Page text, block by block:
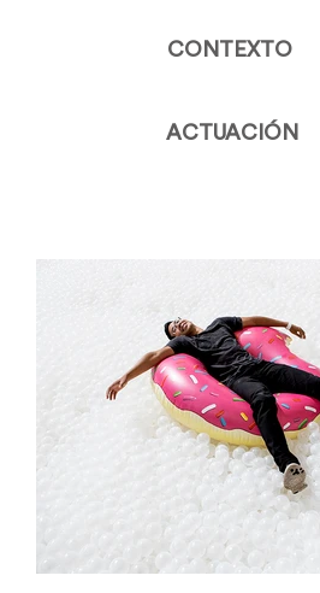
CONTEXTO
ACTUACIÓN